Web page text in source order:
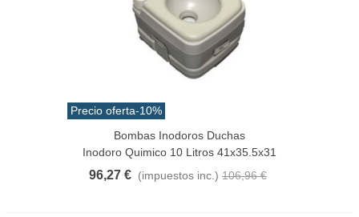
Precio oferta-10%
Bombas Inodoros Duchas
Inodoro Quimico 10 Litros 41x35.5x31
96,27 € (impuestos inc.) 106,96 €